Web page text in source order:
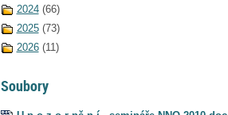
2024 (66)
2025 (73)
2026 (11)
Soubory